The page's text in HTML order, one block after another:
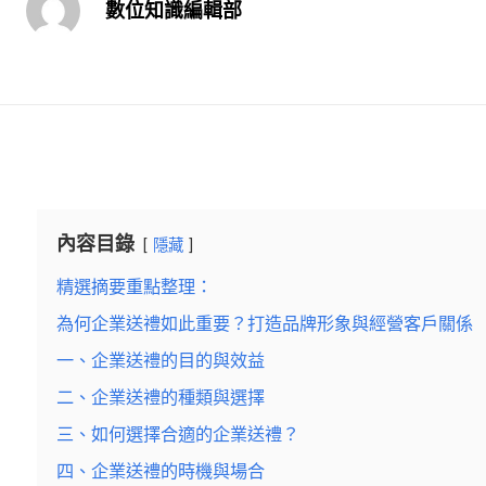
數位知識編輯部
內容目錄 隱藏
精選摘要重點整理：
為何企業送禮如此重要？打造品牌形象與經營客戶關係
一、企業送禮的目的與效益
二、企業送禮的種類與選擇
三、如何選擇合適的企業送禮？
四、企業送禮的時機與場合